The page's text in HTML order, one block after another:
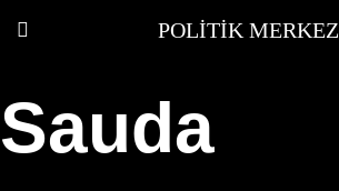
POLITIK MERKEZ
Sauda